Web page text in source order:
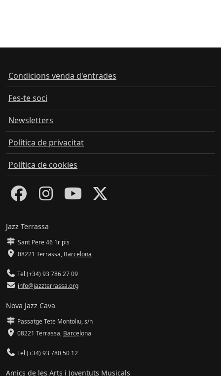
Condicions venda d'entrades
Fes-te soci
Newsletters
Política de privacitat
Política de cookies
Jazz Terrassa
Sant Pere 46 1r pis
08221 Terrassa, Barcelona
Tel (+34) 93 786 27 09
info@jazzterrassa.org
Nova Jazz Cava
Passatge Tete Montoliu, s/n
08221 Terrassa, Barcelona
Tel (+34) 93 780 50 12
Amics de les Arts i Joventuts Musicals